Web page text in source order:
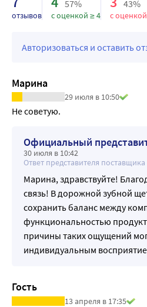
отверстия для вентиляции.
Благодаря этому щетина не
Щетина дорожной щетки самой
эффективного и бережного
промежутков.
Подходит даже для
Результат: Клинически доказано:
Реминерализующий эффект -
Очищающий эффект - 61,4%;
Десенситивный эффект - 55,4%;
Отбеливающий эффект - 1,5
шкале VITAPAN.
отзывов
57%
с оценкой ≥ 4
43%
с
Авторизоваться и оставить
Марина
29 июля в 10:50
Не советую.
Официальный
30 июля в 10:42
Ответ представителя поставщика
Марина, здравствуйте!
связь! В дорожной зубной
сохранить баланс между
функциональностью
причины таких ощущений
индивидуальным
Гость
13 апреля в 17:35